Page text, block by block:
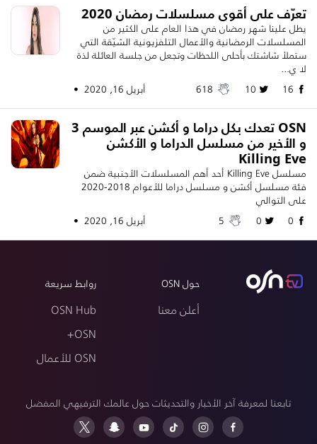
تعرّف على أقوى مسلسلات رمضان 2020
يطل علينا شهر رمضان في هذا العام على الكثير من
المسلسلات الرمضانية والأعمال التلفزيونية الشيّقة التي
ستملأ شاشتك بأحلى اللحظات وتجعل من جلسة العائلة لذة
لا ي...
أبريل 16, 2020 •
OSN تعدك بكل دراما و أكشن عبر الموسم 3
و الأخير من مسلسل الدراما و الأكشن
Killing Eve
مسلسل Killing Eve أحد أهم المسلسلات الأجنبية ضمن
فئة مسلسل أكشن و مسلسل دراما للأعوام 2018-2020
على التوالي
أبريل 16, 2020 •
حول OSN
أعلن معنا
روابط سريعة
OSN Hub
OSN+
OSN للأعمال
تابعنا لمعرفة آخر الأخبار والتحديثات حول عالمك الترفيهي المفضل